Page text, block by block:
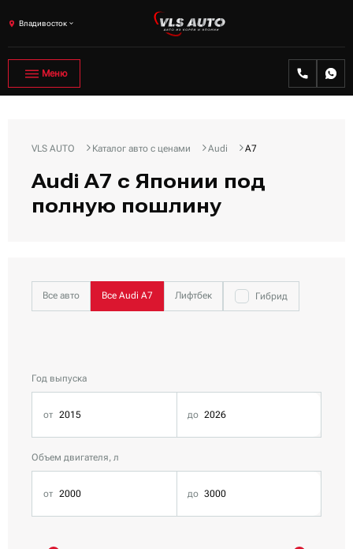
Владивосток
Меню
VLS AUTO Каталог авто с ценами Audi A7
Audi A7 с Японии под
полную пошлину
Все авто Все Audi A7 Лифтбек Гибрид
Год выпуска
Объем двигателя, л